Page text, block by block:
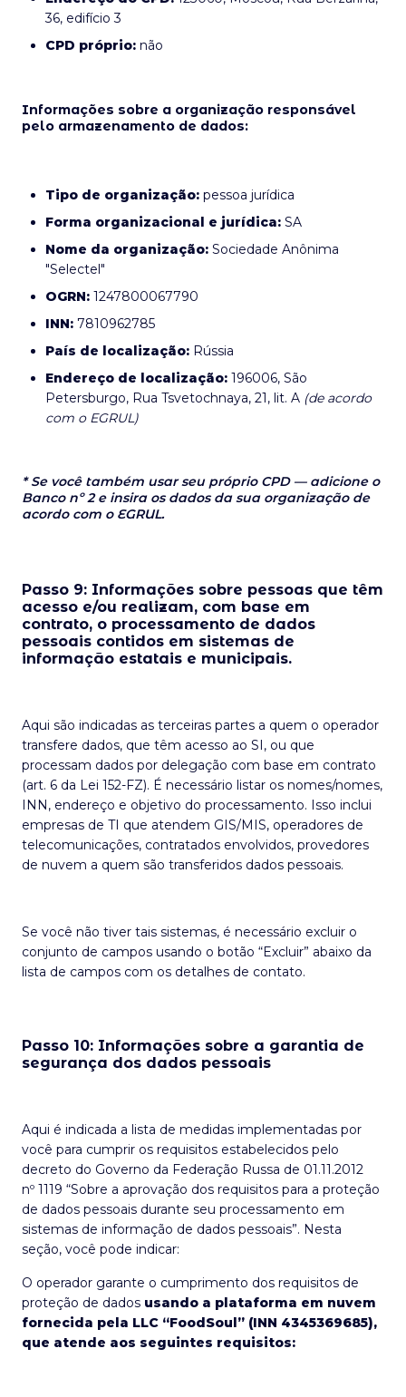
36, edifício 3
CPD próprio: não
Informações sobre a organização responsável
pelo armazenamento de dados:
Tipo de organização: pessoa jurídica
Forma organizacional e jurídica: SA
Nome da organização: Sociedade Anônima
"Selectel"
OGRN: 1247800067790
INN: 7810962785
País de localização: Rússia
Endereço de localização: 196006, São
Petersburgo, Rua Tsvetochnaya, 21, lit. A (de acordo
com o EGRUL)
* Se você também usar seu próprio CPD — adicione o
Banco nº 2 e insira os dados da sua organização de
acordo com o EGRUL.
Passo 9: Informações sobre pessoas que têm
acesso e/ou realizam, com base em
contrato, o processamento de dados
pessoais contidos em sistemas de
informação estatais e municipais.
Aqui são indicadas as terceiras partes a quem o operador
transfere dados, que têm acesso ao SI, ou que
processam dados por delegação com base em contrato
(art. 6 da Lei 152-FZ). É necessário listar os nomes/nomes,
INN, endereço e objetivo do processamento. Isso inclui
empresas de TI que atendem GIS/MIS, operadores de
telecomunicações, contratados envolvidos, provedores
de nuvem a quem são transferidos dados pessoais.
Se você não tiver tais sistemas, é necessário excluir o
conjunto de campos usando o botão “Excluir” abaixo da
lista de campos com os detalhes de contato.
Passo 10: Informações sobre a garantia de
segurança dos dados pessoais
Aqui é indicada a lista de medidas implementadas por
você para cumprir os requisitos estabelecidos pelo
decreto do Governo da Federação Russa de 01.11.2012
nº 1119 “Sobre a aprovação dos requisitos para a proteção
de dados pessoais durante seu processamento em
sistemas de informação de dados pessoais”. Nesta
seção, você pode indicar:
O operador garante o cumprimento dos requisitos de
proteção de dados usando a plataforma em nuvem
fornecida pela LLC “FoodSoul” (INN 4345369685),
que atende aos seguintes requisitos: